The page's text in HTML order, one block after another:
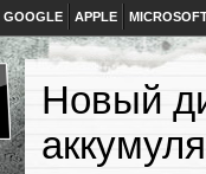
GOOGLE APPLE
Новый